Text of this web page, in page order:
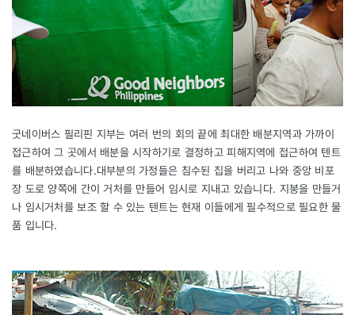
굿네이버스 필리핀 지부는 여러 번의 회의 끝에 최대한 배분지역과 가까이
접근하여 그 곳에서 배분을 시작하기로 결정하고 피해지역에 접근하여 텐트
를 배분하였습니다.대부분의 가정들은 침수된 집을 버리고 나와 중앙 비포
장 도로 양쪽에 간이 거처를 만들어 임시로 지내고 있습니다. 지붕을 만들거
나 임시거처를 보조 할 수 있는 텐트는 현재 이들에게 필수적으로 필요한 물
품 입니다.